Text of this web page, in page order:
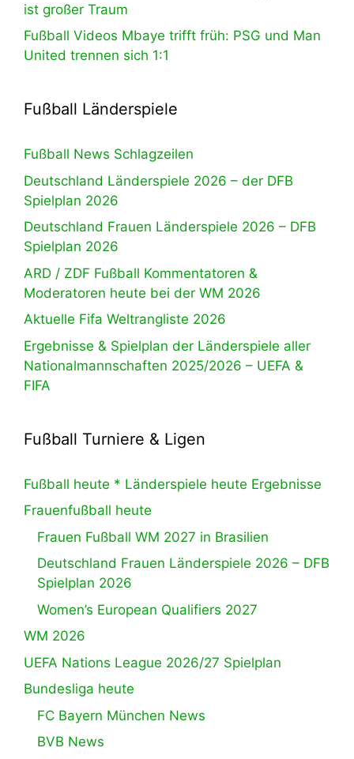
ist großer Traum
Fußball Videos Mbaye trifft früh: PSG und Man
United trennen sich 1:1
Fußball Länderspiele
Fußball News Schlagzeilen
Deutschland Länderspiele 2026 – der DFB
Spielplan 2026
Deutschland Frauen Länderspiele 2026 – DFB
Spielplan 2026
ARD / ZDF Fußball Kommentatoren &
Moderatoren heute bei der WM 2026
Aktuelle Fifa Weltrangliste 2026
Ergebnisse & Spielplan der Länderspiele aller
Nationalmannschaften 2025/2026 – UEFA &
FIFA
Fußball Turniere & Ligen
Fußball heute * Länderspiele heute Ergebnisse
Frauenfußball heute
Frauen Fußball WM 2027 in Brasilien
Deutschland Frauen Länderspiele 2026 – DFB
Spielplan 2026
Women’s European Qualifiers 2027
WM 2026
UEFA Nations League 2026/27 Spielplan
Bundesliga heute
FC Bayern München News
BVB News